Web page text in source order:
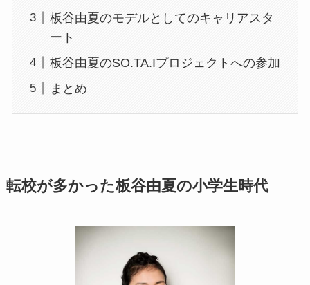
板谷由夏のモデルとしてのキャリアスタ
ート
板谷由夏のSO.TA.Iプロジェクトへの参加
まとめ
転校が多かった板谷由夏の小学生時代